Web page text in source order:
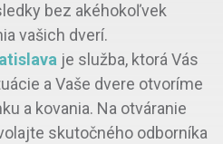
bez akéhokoľvek
vašich dverí.
je služba, ktorá Vás
a Vaše dvere otvoríme
a kovania. Na otváranie
skutočného odborníka